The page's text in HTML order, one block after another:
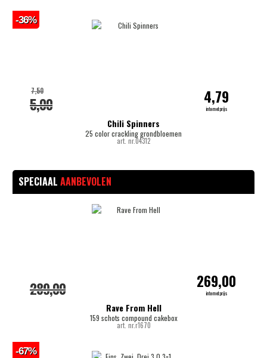
Chili Spinners
25 color crackling grondbloemen
art. nr.04312
5,00
7,50 4,79
internetprijs
-36%
SPECIAAL AANBEVOLEN
Rave From Hell
159 schots compound cakebox
art. nr.r1670
289,00 269,00
internetprijs
-67%